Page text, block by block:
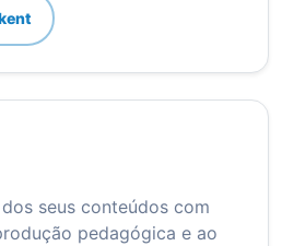
seus conteúdos com
pedagógica e ao